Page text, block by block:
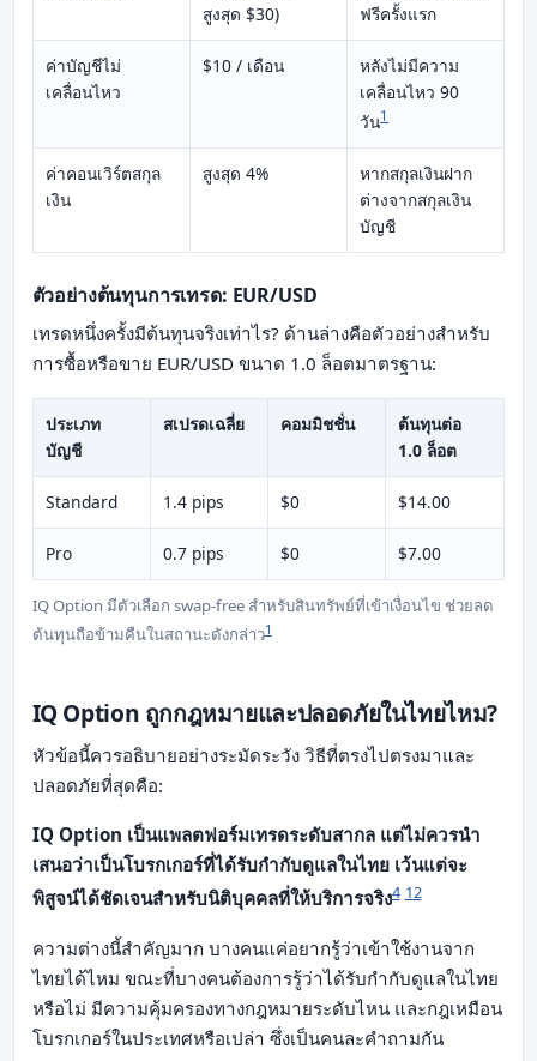
สูงสุด $30)
ฟรีครั้งแรก
ค่าบัญชีไม่
เคลื่อนไหว
$10 / เดือน
หลังไม่มีความ
เคลื่อนไหว 90
วัน1
ค่าคอนเวิร์ตสกุล
เงิน
สูงสุด 4%
หากสกุลเงินฝาก
ต่างจากสกุลเงิน
บัญชี
ตัวอย่างต้นทุนการเทรด: EUR/USD
เทรดหนึ่งครั้งมีต้นทุนจริงเท่าไร? ด้านล่างคือตัวอย่างสำหรับ
การซื้อหรือขาย EUR/USD ขนาด 1.0 ล็อตมาตรฐาน:
ประเภท
บัญชี
สเปรดเฉลี่ย คอมมิชชั่น
ต้นทุนต่อ
1.0 ล็อต
Standard 1.4 pips $0 $14.00
Pro 0.7 pips $0 $7.00
IQ Option มีตัวเลือก swap-free สำหรับสินทรัพย์ที่เข้าเงื่อนไข ช่วยลด
ต้นทุนถือข้ามคืนในสถานะดังกล่าว1
IQ Option ถูกกฎหมายและปลอดภัยในไทยไหม?
หัวข้อนี้ควรอธิบายอย่างระมัดระวัง วิธีที่ตรงไปตรงมาและ
ปลอดภัยที่สุดคือ:
IQ Option เป็นแพลตฟอร์มเทรดระดับสากล แต่ไม่ควรนำ
เสนอว่าเป็นโบรกเกอร์ที่ได้รับกำกับดูแลในไทย เว้นแต่จะ
พิสูจน์ได้ชัดเจนสำหรับนิติบุคคลที่ให้บริการจริง4 12
ความต่างนี้สำคัญมาก บางคนแค่อยากรู้ว่าเข้าใช้งานจาก
ไทยได้ไหม ขณะที่บางคนต้องการรู้ว่าได้รับกำกับดูแลในไทย
หรือไม่ มีความคุ้มครองทางกฎหมายระดับไหน และกฎเหมือน
โบรกเกอร์ในประเทศหรือเปล่า ซึ่งเป็นคนละคำถามกัน